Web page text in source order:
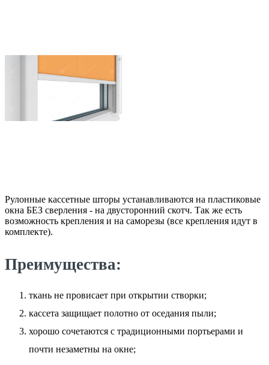
Рулонные кассетные шторы устанавливаются на пластиковые
окна БЕЗ сверления - на двусторонний скотч. Так же есть
возможность крепления и на саморезы (все крепления идут в
комплекте).
Преимущества:
ткань не провисает при открытии створки;
кассета защищает полотно от оседания пыли;
хорошо сочетаются с традиционными портьерами и
почти незаметны на окне;